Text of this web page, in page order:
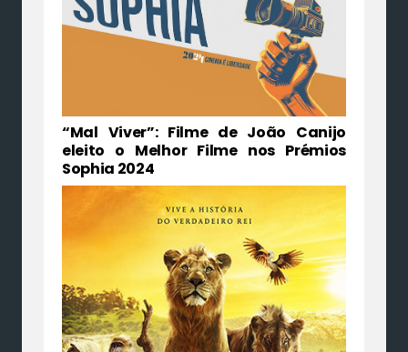
“Mal Viver”: Filme de João Canijo
eleito o Melhor Filme nos Prémios
Sophia 2024